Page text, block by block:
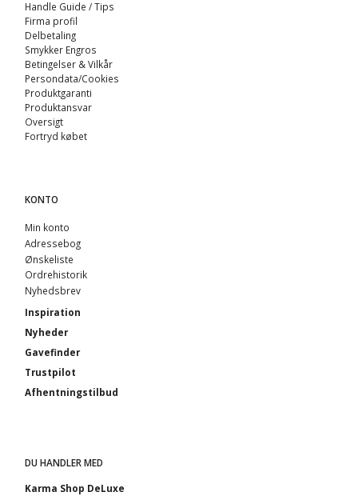
Handle Guide / Tips
Firma profil
Delbetaling
Smykker Engros
Betingelser & Vilkår
Persondata/Cookies
Produktgaranti
Produktansvar
Oversigt
Fortryd købet
KONTO
Min konto
Adressebog
Ønskeliste
Ordrehistorik
Nyhedsbrev
Inspiration
Nyheder
Gavefinder
Trustpilot
Afhentningstilbud
DU HANDLER MED
Karma Shop DeLuxe